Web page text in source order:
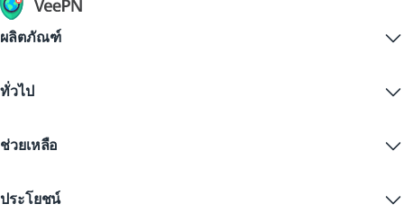
ผลิตภัณฑ์
VPN for macOS
iOS VPN
Firefox
ทั่วไป
ดาวน์โหลด VPN
ราคา
ช่วยเหลือ
ติดต่อเรา
ประโยชน์